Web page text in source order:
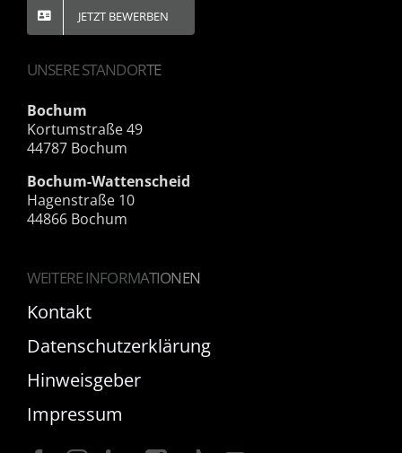
JETZT BEWERBEN
UNSERE STANDORTE
Bochum
Kortumstraße 49
44787 Bochum
Bochum-Wattenscheid
Hagenstraße 10
44866 Bochum
WEITERE INFORMATIONEN
Kontakt
Datenschutzerklärung
Hinweisgeber
Impressum